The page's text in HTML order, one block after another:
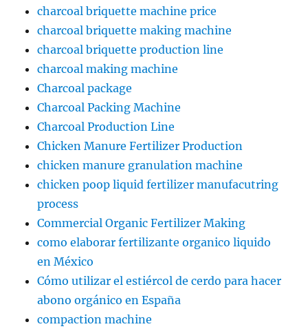
charcoal briquette machine price
charcoal briquette making machine
charcoal briquette production line
charcoal making machine
Charcoal package
Charcoal Packing Machine
Charcoal Production Line
Chicken Manure Fertilizer Production
chicken manure granulation machine
chicken poop liquid fertilizer manufacutring
process
Commercial Organic Fertilizer Making
como elaborar fertilizante organico liquido
en México
Cómo utilizar el estiércol de cerdo para hacer
abono orgánico en España
compaction machine